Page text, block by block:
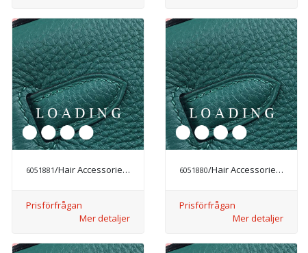
6051881/Hair Accessories från CHANEL
Prisförfrågan
Mer detaljer
6051880/Hair Accessories från CHANEL
Prisförfrågan
Mer detaljer